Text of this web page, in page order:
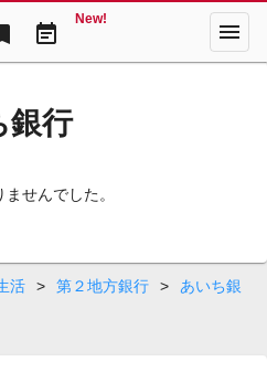
event_note
New! menu
銀行
せんでした。
活 > 第２地方銀行 >
あいち銀